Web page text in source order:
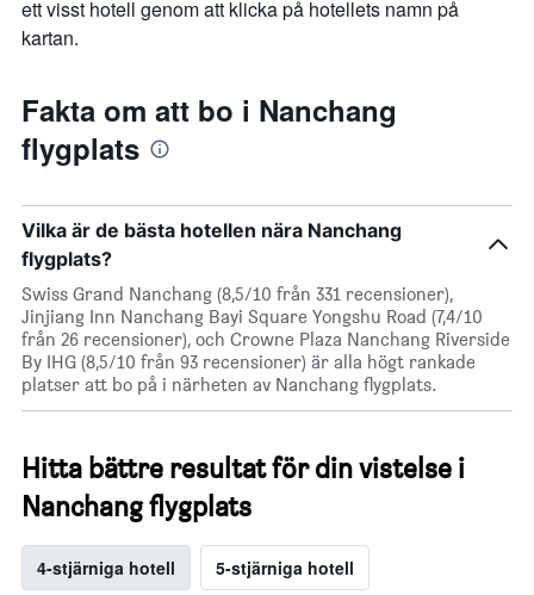
ett visst hotell genom att klicka på hotellets namn på
kartan.
Fakta om att bo i Nanchang
flygplats
Vilka är de bästa hotellen nära Nanchang
flygplats?
Swiss Grand Nanchang (8,5/10 från 331 recensioner),
Jinjiang Inn Nanchang Bayi Square Yongshu Road (7,4/10
från 26 recensioner), och Crowne Plaza Nanchang Riverside
By IHG (8,5/10 från 93 recensioner) är alla högt rankade
platser att bo på i närheten av Nanchang flygplats.
Hitta bättre resultat för din vistelse i
Nanchang flygplats
4-stjärniga hotell 5-stjärniga hotell